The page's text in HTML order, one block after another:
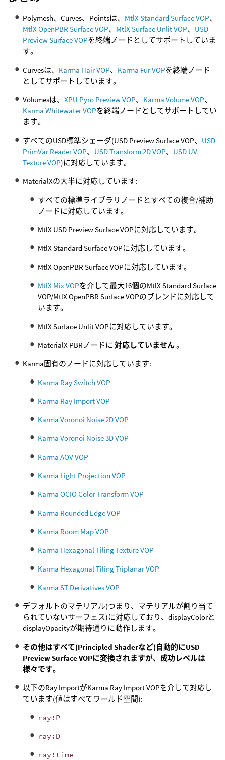
Polymesh、Curves、Pointsは、 MtlX Standard Surface VOP、
MtlX OpenPBR Surface VOP、 MtlX Surface Unlit VOP、 USD
Preview Surface VOPを終端ノードとしてサポートしていま
す。
Curvesは、 Karma Hair VOP、 Karma Fur VOPを終端ノード
としてサポートしています。
Volumesは、 XPU Pyro Preview VOP、 Karma Volume VOP、
Karma Whitewater VOPを終端ノードとしてサポートしてい
ます。
すべてのUSD標準シェーダ(USD Preview Surface VOP、 USD
PrimVar Reader VOP、 USD Transform 2D VOP、 USD UV
Texture VOP)に対応しています。
MaterialXの大半に対応しています:
すべての標準ライブラリノードとすべての複合/補助
ノードに対応しています。
MtlX USD Preview Surface VOPに対応しています。
MtlX Standard Surface VOPに対応しています。
MtlX OpenPBR Surface VOPに対応しています。
MtlX Mix VOPを介して最大16個のMtlX Standard Surface
VOP/MtlX OpenPBR Surface VOPのブレンドに対応して
います。
MtlX Surface Unlit VOPに対応しています。
MaterialX PBRノードに 対応していません。
Karma固有のノードに対応しています:
Karma Ray Switch VOP
Karma Ray Import VOP
Karma Voronoi Noise 2D VOP
Karma Voronoi Noise 3D VOP
Karma AOV VOP
Karma Light Projection VOP
Karma OCIO Color Transform VOP
Karma Rounded Edge VOP
Karma Room Map VOP
Karma Hexagonal Tiling Texture VOP
Karma Hexagonal Tiling Triplanar VOP
Karma ST Derivatives VOP
デフォルトのマテリアル(つまり、マテリアルが割り当て
られていないサーフェス)に対応しており、displayColorと
displayOpacityが期待通りに動作します。
その他はすべて(Principled Shaderなど)自動的にUSD
Preview Surface VOPに変換されますが、成功レベルは
様々です。
以下のRay ImportがKarma Ray Import VOPを介して対応し
ています(値はすべてワールド空間):
ray:P
ray:D
ray:time